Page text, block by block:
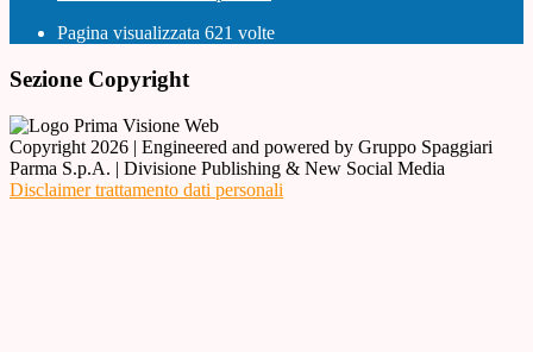
Pagina visualizzata 621 volte
Sezione Copyright
Copyright 2026 | Engineered and powered by Gruppo Spaggiari
Parma S.p.A. | Divisione Publishing & New Social Media
Disclaimer trattamento dati personali